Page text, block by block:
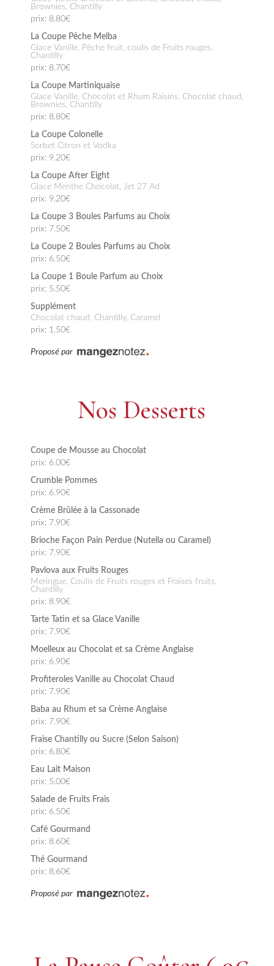
Brownies, Chantilly
prix: 8.80€
La Coupe Pêche Melba
Glace Vanille, Pêche fruit, coulis de Fruits rouges,
Chantilly
prix: 8.70€
La Coupe Martiniquaise
Glace Vanille, Chocolat et Rhum Raisins, Chocolat chaud,
Brownies, Chantilly
prix: 8.80€
La Coupe Colonelle
Sorbet Citron et Vodka
prix: 9.20€
La Coupe After Eight
Glace Menthe Chocolat, Jet 27 Ad
prix: 9.20€
La Coupe 3 Boules Parfums au Choix
prix: 7.50€
La Coupe 2 Boules Parfums au Choix
prix: 6.50€
La Coupe 1 Boule Parfum au Choix
prix: 5.50€
Supplément
Chocolat chaud, Chantilly, Caramel
prix: 1.50€
Proposé par
Nos Desserts
Coupe de Mousse au Chocolat
prix: 6.00€
Crumble Pommes
prix: 6.90€
Crème Brûlée à la Cassonade
prix: 7.90€
Brioche Façon Pain Perdue (Nutella ou Caramel)
prix: 7.90€
Pavlova aux Fruits Rouges
Meringue, Coulis de Fruits rouges et Fraises fruits,
Chantilly
prix: 8.90€
Tarte Tatin et sa Glace Vanille
prix: 7.90€
Moelleux au Chocolat et sa Crème Anglaise
prix: 6.90€
Profiteroles Vanille au Chocolat Chaud
prix: 7.90€
Baba au Rhum et sa Crème Anglaise
prix: 7.90€
Fraise Chantilly ou Sucre (Selon Saison)
prix: 6.80€
Eau Lait Maison
prix: 5.00€
Salade de Fruits Frais
prix: 6.50€
Café Gourmand
prix: 8.60€
Thé Gourmand
prix: 8.60€
Proposé par